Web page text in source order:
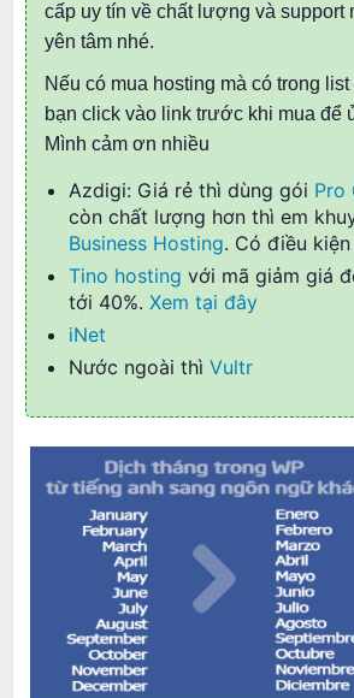
cấp uy tín về chất lượng và support
yên tâm nhé.
Nếu có mua hosting mà có trong
bạn click vào link trước khi mua để
Mình cảm ơn nhiều
Azdigi: Giá rẻ thì dùng gói Pro
còn chất lượng hơn thì em
Business Hosting. Có điều
Tino hosting với mã giảm giá
tới 40%. Xem tại đây
iNet
Nước ngoài thì Vultr